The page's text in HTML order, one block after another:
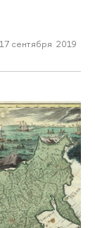
17 сентября 2019